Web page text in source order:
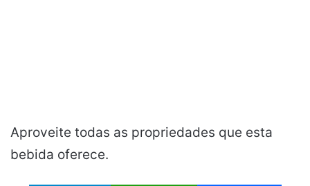
Aproveite todas as propriedades que esta
bebida oferece.